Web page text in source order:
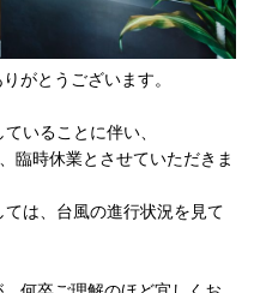
がとうございます。
いることに伴い、
臨時休業とさせていただきま
は、台風の進行状況を見て